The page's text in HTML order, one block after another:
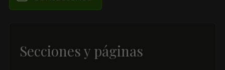
Secciones y páginas